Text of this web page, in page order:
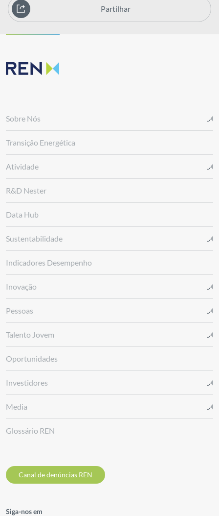
Partilhar
Sobre Nós
Transição Energética
Atividade
R&D Nester
Data Hub
Sustentabilidade
Indicadores Desempenho
Inovação
Pessoas
Talento Jovem
Oportunidades
Investidores
Media
Glossário REN
Canal de denúncias REN
Siga-nos em